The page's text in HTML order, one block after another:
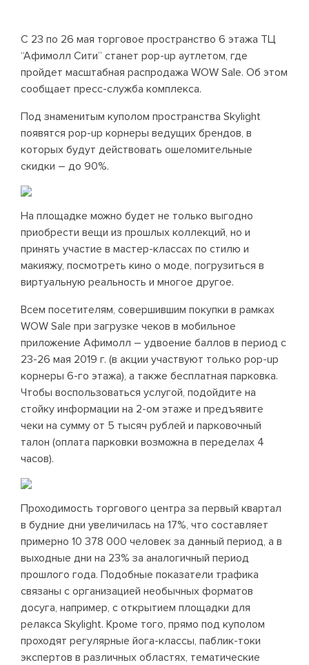
С 23 по 26 мая торговое пространство 6 этажа ТЦ
“Афимолл Сити” станет pop-up аутлетом, где
пройдет масштабная распродажа WOW Sale. Об этом
сообщает пресс-служба комплекса.
Под знаменитым куполом пространства Skylight
появятся pop-up корнеры ведущих брендов, в
которых будут действовать ошеломительные
скидки – до 90%.
На площадке можно будет не только выгодно
приобрести вещи из прошлых коллекций, но и
принять участие в мастер-классах по стилю и
макияжу, посмотреть кино о моде, погрузиться в
виртуальную реальность и многое другое.
Всем посетителям, совершившим покупки в рамках
WOW Sale при загрузке чеков в мобильное
приложение Афимолл – удвоение баллов в период с
23-26 мая 2019 г. (в акции участвуют только pop-up
корнеры 6-го этажа), а также бесплатная парковка.
Чтобы воспользоваться услугой, подойдите на
стойку информации на 2-ом этаже и предъявите
чеки на сумму от 5 тысяч рублей и парковочный
талон (оплата парковки возможна в переделах 4
часов).
Проходимость торгового центра за первый квартал
в будние дни увеличилась на 17%, что составляет
примерно 10 378 000 человек за данный период, а в
выходные дни на 23% за аналогичный период
прошлого года. Подобные показатели трафика
связаны с организацией необычных форматов
досуга, например, с открытием площадки для
релакса Skylight. Кроме того, прямо под куполом
проходят регулярные йога-классы, паблик-токи
экспертов в различных областях, тематические